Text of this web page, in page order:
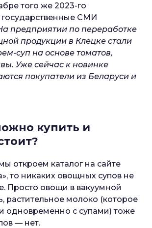
того же 2023-го
государственные СМИ
предприятии по переработке
продукции в Клецке стали
суп на основе томатов,
Уже сейчас к новинке
покупатели из Беларуси и
купить и
откроем каталог на сайте
то никаких овощных супов не
Просто овощи в вакуумной
растительное молоко (которое
одновременно с супами) тоже
— нет.